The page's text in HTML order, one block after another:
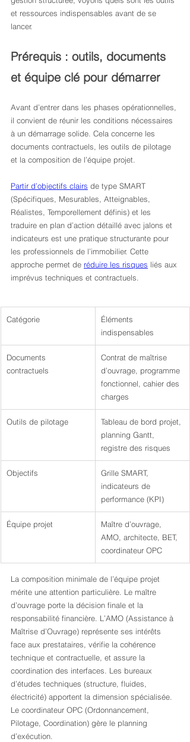
et ressources indispensables avant de se
lancer.
Prérequis : outils, documents
et équipe clé pour démarrer
Avant d’entrer dans les phases opérationnelles,
il convient de réunir les conditions nécessaires
à un démarrage solide. Cela concerne les
documents contractuels, les outils de pilotage
et la composition de l’équipe projet.
Partir d’objectifs clairs de type SMART
(Spécifiques, Mesurables, Atteignables,
Réalistes, Temporellement définis) et les
traduire en plan d’action détaillé avec jalons et
indicateurs est une pratique structurante pour
les professionnels de l’immobilier. Cette
approche permet de réduire les risques liés aux
imprévus techniques et contractuels.
Catégorie
Éléments
indispensables
Documents
contractuels
Contrat de maîtrise
d’ouvrage, programme
fonctionnel, cahier des
charges
Outils de pilotage
Tableau de bord projet,
planning Gantt,
registre des risques
Objectifs
Grille SMART,
indicateurs de
performance (KPI)
Équipe projet
Maître d’ouvrage,
AMO, architecte, BET,
coordinateur OPC
La composition minimale de l’équipe projet
mérite une attention particulière. Le maître
d’ouvrage porte la décision finale et la
responsabilité financière. L’AMO (Assistance à
Maîtrise d’Ouvrage) représente ses intérêts
face aux prestataires, vérifie la cohérence
technique et contractuelle, et assure la
coordination des interfaces. Les bureaux
d’études techniques (structure, fluides,
électricité) apportent la dimension spécialisée.
Le coordinateur OPC (Ordonnancement,
Pilotage, Coordination) gère le planning
d’exécution.